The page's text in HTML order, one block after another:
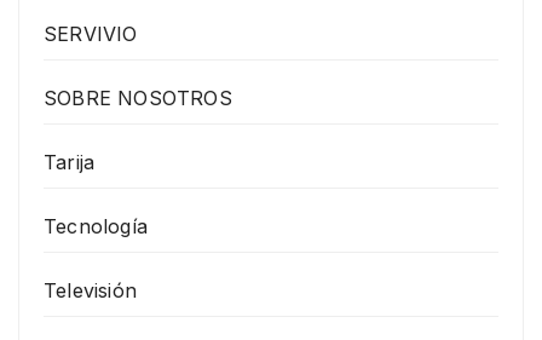
SERVIVIO
SOBRE NOSOTROS
Tarija
Tecnología
Televisión